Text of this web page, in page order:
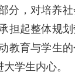
分，对培养
担起整体规
教育与学生
学生内心。